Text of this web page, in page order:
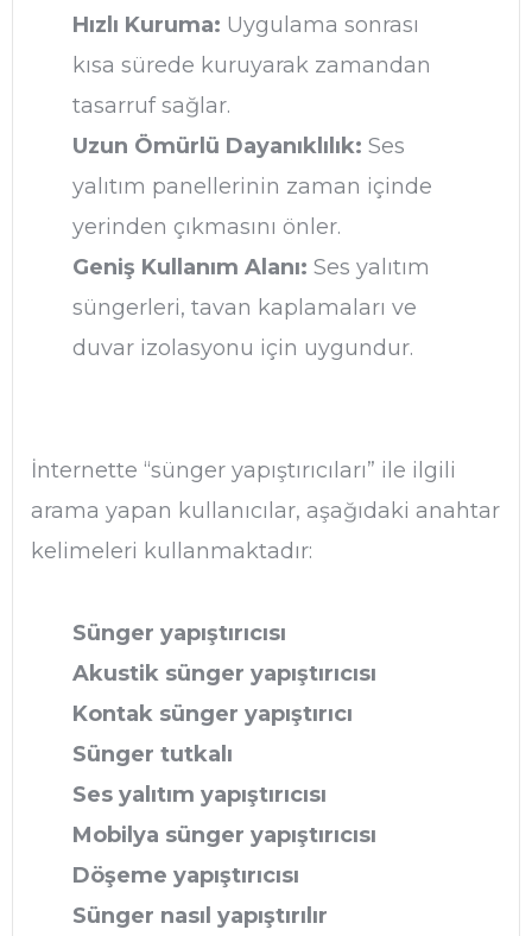
Hızlı Kuruma: Uygulama sonrası
kısa sürede kuruyarak zamandan
tasarruf sağlar.
Uzun Ömürlü Dayanıklılık: Ses
yalıtım panellerinin zaman içinde
yerinden çıkmasını önler.
Geniş Kullanım Alanı: Ses yalıtım
süngerleri, tavan kaplamaları ve
duvar izolasyonu için uygundur.
İnternette “sünger yapıştırıcıları” ile ilgili
arama yapan kullanıcılar, aşağıdaki anahtar
kelimeleri kullanmaktadır:
Sünger yapıştırıcısı
Akustik sünger yapıştırıcısı
Kontak sünger yapıştırıcı
Sünger tutkalı
Ses yalıtım yapıştırıcısı
Mobilya sünger yapıştırıcısı
Döşeme yapıştırıcısı
Sünger nasıl yapıştırılır